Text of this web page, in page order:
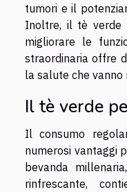
tumori e il
Inoltre, il tè verde
migliorare le
straordinaria offre
la salute che
Il tè verde
Il consumo
numerosi vantaggi
bevanda
rinfrescante,